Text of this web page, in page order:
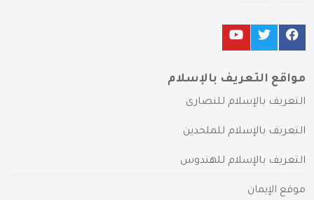
مواقع التعريف بالإسلام
التعريف بالإسلام للنصارى
التعريف بالإسلام للملحدين
التعريف بالإسلام للهندوس
موقع الإيمان